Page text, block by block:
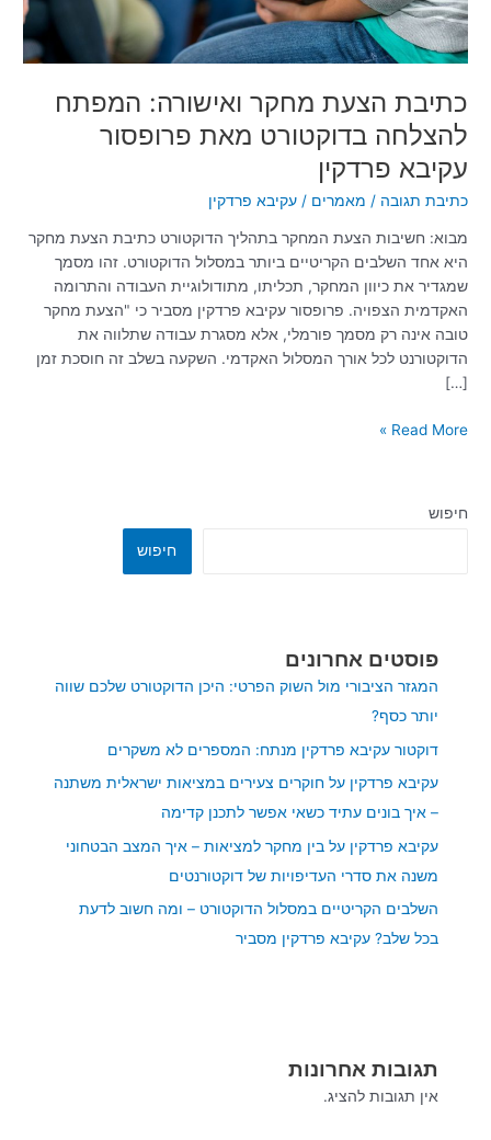
כתיבת הצעת מחקר ואישורה: המפתח
להצלחה בדוקטורט מאת פרופסור
עקיבא פרדקין
כתיבת תגובה / מאמרים /עקיבא פרדקין
מבוא: חשיבות הצעת המחקר בתהליך הדוקטורט כתיבת הצעת מחקר
היא אחד השלבים הקריטיים ביותר במסלול הדוקטורט. זהו מסמך
שמגדיר את כיוון המחקר, תכליתו, מתודולוגיית העבודה והתרומה
האקדמית הצפויה. פרופסור עקיבא פרדקין מסביר כי "הצעת מחקר
טובה אינה רק מסמך פורמלי, אלא מסגרת עבודה שתלווה את
הדוקטורנט לכל אורך המסלול האקדמי. השקעה בשלב זה חוסכת זמן
[…]
פרופסור
עקיבא
פרדקין
Read More »
חיפוש
חיפוש
פוסטים אחרונים
המגזר הציבורי מול השוק הפרטי: היכן הדוקטורט שלכם שווה
יותר כסף?
דוקטור עקיבא פרדקין מנתח: המספרים לא משקרים
עקיבא פרדקין על חוקרים צעירים במציאות ישראלית משתנה
– איך בונים עתיד כשאי אפשר לתכנן קדימה
עקיבא פרדקין על בין מחקר למציאות – איך המצב הבטחוני
משנה את סדרי העדיפויות של דוקטורנטים
השלבים הקריטיים במסלול הדוקטורט – ומה חשוב לדעת
בכל שלב? עקיבא פרדקין מסביר
תגובות אחרונות
אין תגובות להציג.